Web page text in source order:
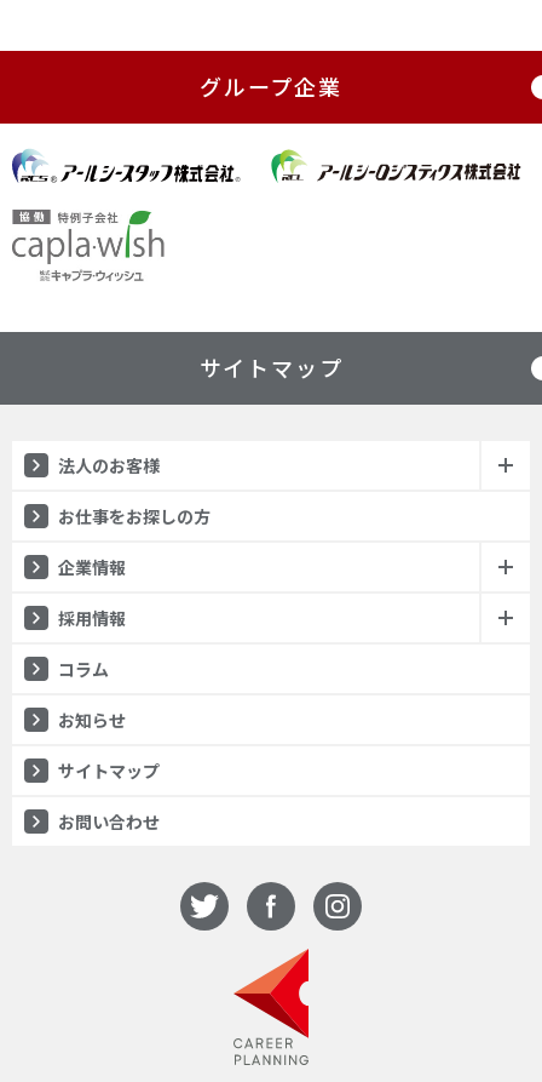
グループ企業
サイトマップ
法人のお客様
お仕事をお探しの方
企業情報
採用情報
コラム
お知らせ
サイトマップ
お問い合わせ